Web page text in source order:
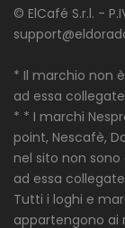
© ElCafé S.r.l. -
* Il marchio non
ad essa
* * I marchi
point, Nescafè,
nel sito non sono
ad essa
Tutti i loghi e
appartengono ai